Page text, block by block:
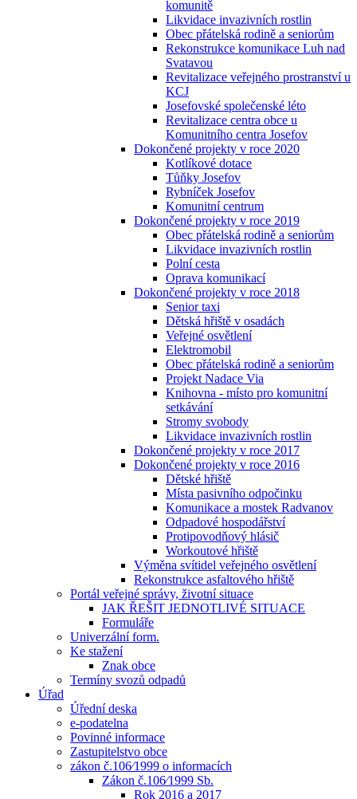
komunitě
Likvidace invazivních rostlin
Obec přátelská rodině a seniorům
Rekonstrukce komunikace Luh nad
Svatavou
Revitalizace veřejného prostranství u
KCJ
Josefovské společenské léto
Revitalizace centra obce u
Komunitního centra Josefov
Dokončené projekty v roce 2020
Kotlíkové dotace
Tůňky Josefov
Rybníček Josefov
Komunitní centrum
Dokončené projekty v roce 2019
Obec přátelská rodině a seniorům
Likvidace invazivních rostlin
Polní cesta
Oprava komunikací
Dokončené projekty v roce 2018
Senior taxi
Dětská hřiště v osadách
Veřejné osvětlení
Elektromobil
Obec přátelská rodině a seniorům
Projekt Nadace Via
Knihovna - místo pro komunitní
setkávání
Stromy svobody
Likvidace invazivních rostlin
Dokončené projekty v roce 2017
Dokončené projekty v roce 2016
Dětské hřiště
Místa pasivního odpočinku
Komunikace a mostek Radvanov
Odpadové hospodářství
Protipovodňový hlásič
Workoutové hřiště
Výměna svítidel veřejného osvětlení
Rekonstrukce asfaltového hřiště
Portál veřejné správy, životní situace
JAK ŘEŠIT JEDNOTLIVÉ SITUACE
Formuláře
Univerzální form.
Ke stažení
Znak obce
Termíny svozů odpadů
Úřad
Úřední deska
e-podatelna
Povinné informace
Zastupitelstvo obce
zákon č.106⁄1999 o informacích
Zákon č.106⁄1999 Sb.
Rok 2016 a 2017